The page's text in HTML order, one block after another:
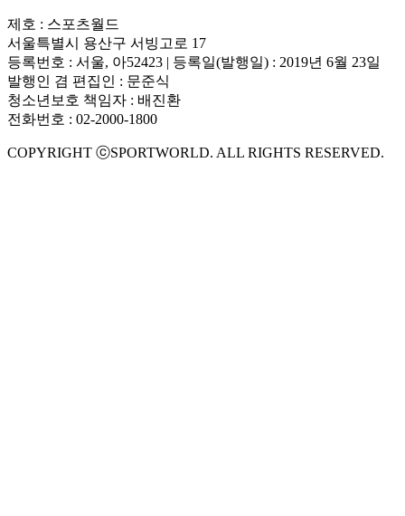
제호 : 스포츠월드
서울특별시 용산구 서빙고로 17
등록번호 : 서울, 아52423 | 등록일(발행일) : 2019년 6월 23일
발행인 겸 편집인 : 문준식
청소년보호 책임자 : 배진환
전화번호 : 02-2000-1800
COPYRIGHT ⓒSPORTWORLD. ALL RIGHTS RESERVED.